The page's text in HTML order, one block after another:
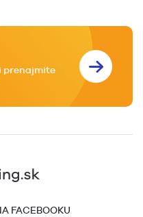
prenajmite
FACEBOOKU